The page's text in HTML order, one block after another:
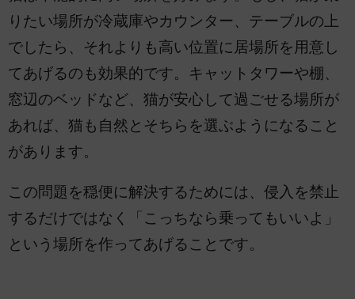
りたい場所が冷蔵庫やカウンター、テーブルの上
でしたら、それよりも高い位置に居場所を用意し
てあげるのも効果的です。キャットタワーや棚、
窓辺のベッドなど、猫が安心して過ごせる場所が
あれば、猫も自然とそちらを選ぶようになること
があります。
この問題を穏便に解決するためには、侵入を禁止
するだけではなく「こっちなら乗ってもいいよ」
という場所を作ってあげることです。